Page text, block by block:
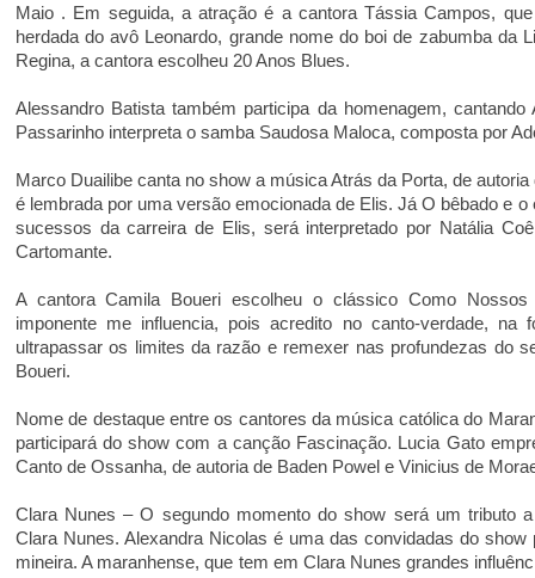
Maio . Em seguida, a atração é a cantora Tássia Campos,
herdada do avô Leonardo, grande nome do boi de zabumba da
Regina, a cantora escolheu 20 Anos Blues.
Alessandro Batista também participa da homenagem,
Passarinho interpreta o samba Saudosa Maloca, composta por
Marco Duailibe canta no show a música Atrás da Porta, de
é lembrada por uma versão emocionada de Elis. Já O bêbado e
sucessos da carreira de Elis, será interpretado por Natália
Cartomante.
A cantora Camila Boueri escolheu o clássico Como
imponente me influencia, pois acredito no canto-verdade,
ultrapassar os limites da razão e remexer nas profundezas do
Boueri.
Nome de destaque entre os cantores da música católica do
participará do show com a canção Fascinação. Lucia Gato
Canto de Ossanha, de autoria de Baden Powel e Vinicius de
Clara Nunes – O segundo momento do show será um tributo
Clara Nunes. Alexandra Nicolas é uma das convidadas do show
mineira. A maranhense, que tem em Clara Nunes grandes